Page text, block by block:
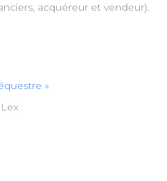
acquéreur et vendeur).
»